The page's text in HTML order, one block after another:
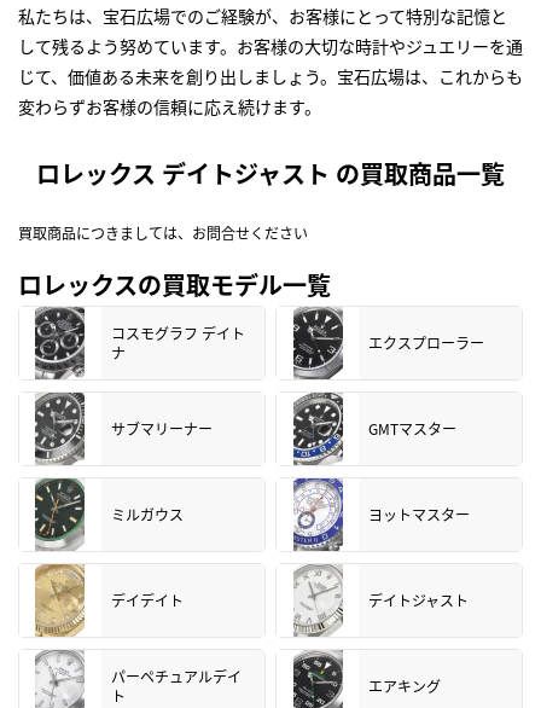
私たちは、宝石広場でのご経験が、お客様にとって特別な記憶と
して残るよう努めています。お客様の大切な時計やジュエリーを通
じて、価値ある未来を創り出しましょう。宝石広場は、これからも
変わらずお客様の信頼に応え続けます。
ロレックス デイトジャスト の買取商品一覧
買取商品につきましては、お問合せください
ロレックスの買取モデル一覧
コスモグラフ デイト
ナ
エクスプローラー
サブマリーナー GMTマスター
ミルガウス ヨットマスター
デイデイト デイトジャスト
パーペチュアルデイ
ト
エアキング